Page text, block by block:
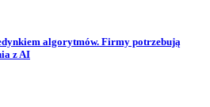
algorytmów. Firmy potrzebują
z AI